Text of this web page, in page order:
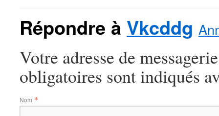
Répondre à Vkcddg
Votre adresse de
obligatoires sont indiqués
Nom *